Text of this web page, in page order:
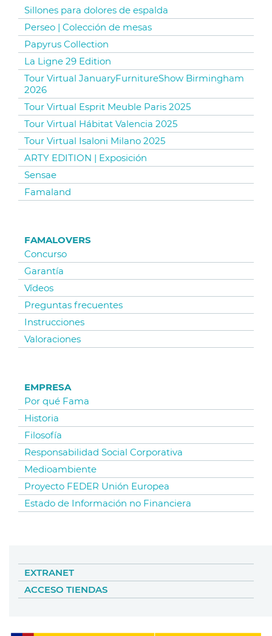
Sillones para dolores de espalda
Perseo | Colección de mesas
Papyrus Collection
La Ligne 29 Edition
Tour Virtual JanuaryFurnitureShow Birmingham
2026
Tour Virtual Esprit Meuble Paris 2025
Tour Virtual Hábitat Valencia 2025
Tour Virtual Isaloni Milano 2025
ARTY EDITION | Exposición
Sensae
Famaland
FAMALOVERS
Concurso
Garantía
Vídeos
Preguntas frecuentes
Instrucciones
Valoraciones
EMPRESA
Por qué Fama
Historia
Filosofía
Responsabilidad Social Corporativa
Medioambiente
Proyecto FEDER Unión Europea
Estado de Información no Financiera
EXTRANET
ACCESO TIENDAS